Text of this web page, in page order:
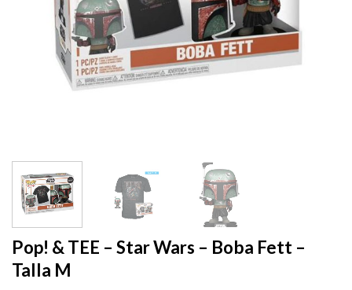
Pop! & TEE – Star Wars – Boba Fett –
Talla M